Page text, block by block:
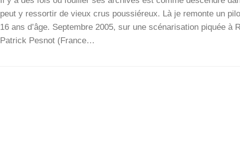
peut y res­sor­tir de vieux crus pous­sié­reux. Là je remonte un
16 ans d’âge. Sep­tembre 2005, sur une scé­na­ri­sa­tion piquée à
Patrick Pes­not (France…